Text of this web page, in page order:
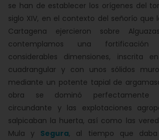
se han de establecer los orígenes del
siglo XIV, en el contexto del señorío que
Cartagena ejercieron sobre
contemplamos una
considerables dimensiones, inscrita
cuadrangular y con unos sólidos
mediante un potente tapial de
obra se dominó perfectamente
circundante y las explotaciones
salpicaban la huerta, así como las
Mula y Segura, al tiempo que daba